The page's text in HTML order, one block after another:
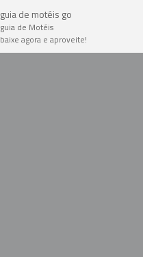
guia de motéis go
guia de Motéis
baixe agora e aproveite!